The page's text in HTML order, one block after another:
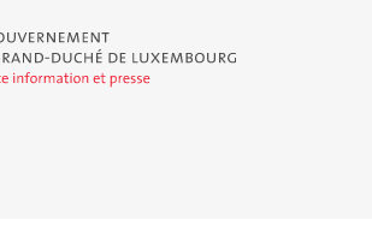
du Grand-Duché de Luxembourg - Service